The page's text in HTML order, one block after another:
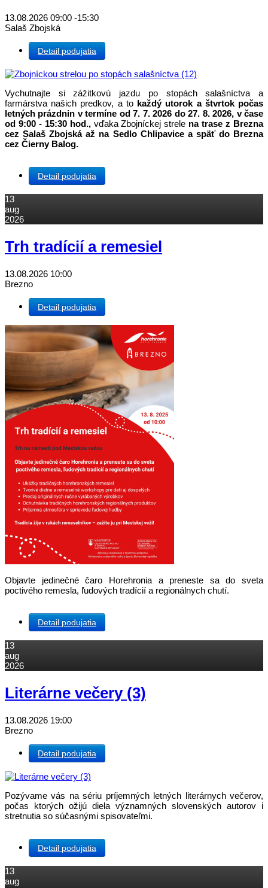
13.08.2026 09:00 -15:30
Salaš Zbojská
Detail podujatia
Vychutnajte si zážitkovú jazdu po stopách salašníctva a
farmárstva našich predkov, a to každý utorok a štvrtok počas
letných prázdnin v termíne od 7. 7. 2026 do 27. 8. 2026, v čase
od 9:00 - 15:30 hod.,vďaka Zbojníckej strele na trase z Brezna
cez Salaš Zbojská až na Sedlo Chlipavice a späť do Brezna
cez Čierny Balog.
Detail podujatia
13
aug
2026
Trh tradícií a remesiel
13.08.2026 10:00
Brezno
Detail podujatia
Objavte jedinečné čaro Horehronia a preneste sa do sveta
poctivého remesla, ľudových tradícií a regionálnych chutí.
Detail podujatia
13
aug
2026
Literárne večery (3)
13.08.2026 19:00
Brezno
Detail podujatia
Pozývame vás na sériu príjemných letných literárnych večerov,
počas ktorých ožijú diela významných slovenských autorov i
stretnutia so súčasnými spisovateľmi.
Detail podujatia
13
aug